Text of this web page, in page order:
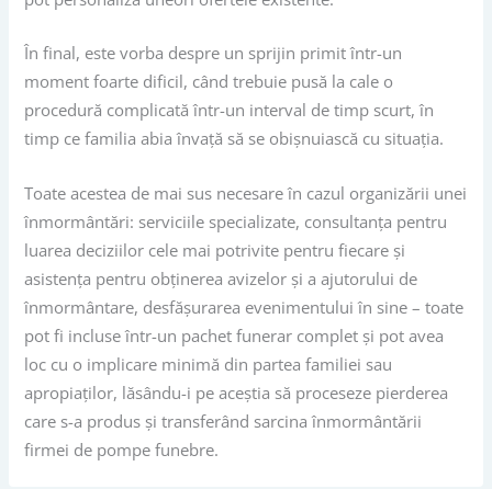
În final, este vorba despre un sprijin primit într-un
moment foarte dificil, când trebuie pusă la cale o
procedură complicată într-un interval de timp scurt, în
timp ce familia abia învață să se obișnuiască cu situația.
Toate acestea de mai sus necesare în cazul organizării unei
înmormântări: serviciile specializate, consultanța pentru
luarea deciziilor cele mai potrivite pentru fiecare și
asistența pentru obținerea avizelor și a ajutorului de
înmormântare, desfășurarea evenimentului în sine – toate
pot fi incluse într-un pachet funerar complet și pot avea
loc cu o implicare minimă din partea familiei sau
apropiaților, lăsându-i pe aceștia să proceseze pierderea
care s-a produs și transferând sarcina înmormântării
firmei de pompe funebre.